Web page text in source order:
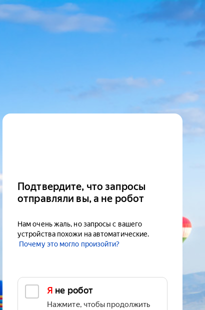
Подтвердите, что запросы
отправляли вы, а не робот
Нам очень жаль, но запросы с вашего
устройства похожи на автоматические.
Почему это могло произойти?
Я не робот
Нажмите, чтобы продолжить